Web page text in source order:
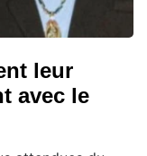
leur
avec le